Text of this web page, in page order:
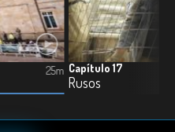
25m Capítulo 17
Rusos